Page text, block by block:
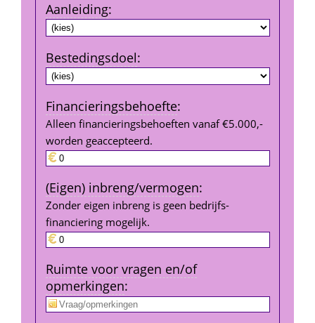
Aanleiding:
Bestedings­doel:
Financierings­behoefte:
Alleen financieringsbehoeften vanaf €5.000,-
worden geaccepteerd.
(Eigen) inbreng/vermogen:
Zonder eigen inbreng is geen bedrijfs­
financiering mogelijk.
Ruimte voor vragen en/of
opmerkingen: